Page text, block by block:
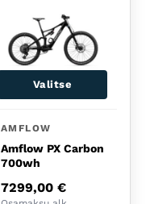
Valitse
AMFLOW
Amflow PX Carbon
700wh
7299,00 €